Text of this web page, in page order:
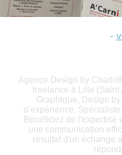
-
Agence Design by
freelance à Lille
Graphique, Design
d’expérience.
Bénéficiez de l'expertise
une communication
résultat d'un échange